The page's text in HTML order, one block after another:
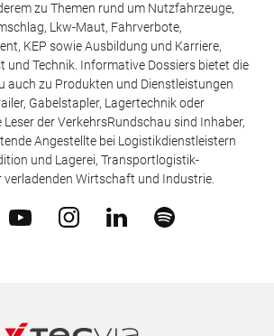
zu Themen rund um Nutzfahrzeuge,
Lkw-Maut, Fahrverbote,
KEP sowie Ausbildung und Karriere,
und Technik. Informative Dossiers bietet die
auch zu Produkten und Dienstleistungen
Gabelstapler, Lagertechnik oder
Leser der VerkehrsRundschau sind Inhaber,
Angestellte bei Logistikdienstleistern
und Lagerei, Transportlogistik-
verladenden Wirtschaft und Industrie.